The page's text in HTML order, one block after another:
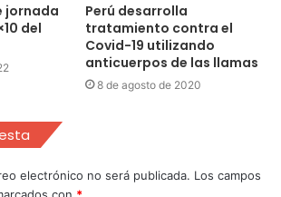
jornada
del
Perú desarrolla
tratamiento contra el
Covid-19 utilizando
anticuerpos de las llamas
8 de agosto de 2020
electrónico no será publicada. Los campos
con *